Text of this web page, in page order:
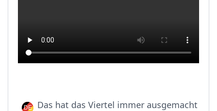
Das hat das Viertel immer ausgemacht